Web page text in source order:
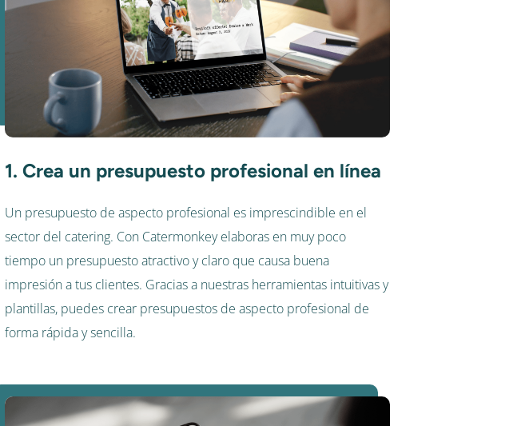
1. Crea un presupuesto profesional en línea
Un presupuesto de aspecto profesional es imprescindible en el
sector del catering. Con Catermonkey elaboras en muy poco
tiempo un presupuesto atractivo y claro que causa buena
impresión a tus clientes. Gracias a nuestras herramientas intuitivas y
plantillas, puedes crear presupuestos de aspecto profesional de
forma rápida y sencilla.